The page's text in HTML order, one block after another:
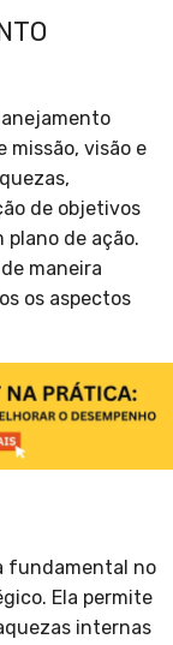
missão, visão e
de objetivos
plano de ação.
maneira
os aspectos
fundamental no
Ela permite
internas